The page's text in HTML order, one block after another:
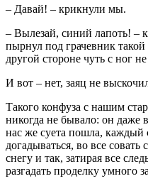
– Давай! – крикнули мы.
– Вылезай, синий лапоть! –
пырнул под грачевник
другой стороне чуть с ног
И вот – нет, заяц не
Такого конфуза с нашим
никогда не бывало: он даже
нас же суета пошла, каждый
догадываться, во все
снегу и так, затирая все
разгадать проделку умного